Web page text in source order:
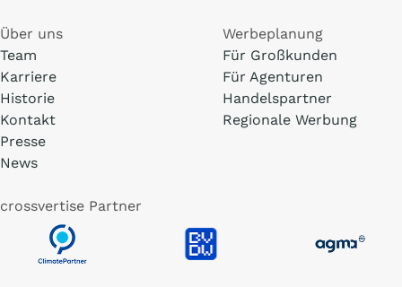
Über uns
Team
Karriere
Historie
Kontakt
Presse
News
Werbeplanung
Für Großkunden
Für Agenturen
Handelspartner
Regionale Werbung
crossvertise Partner